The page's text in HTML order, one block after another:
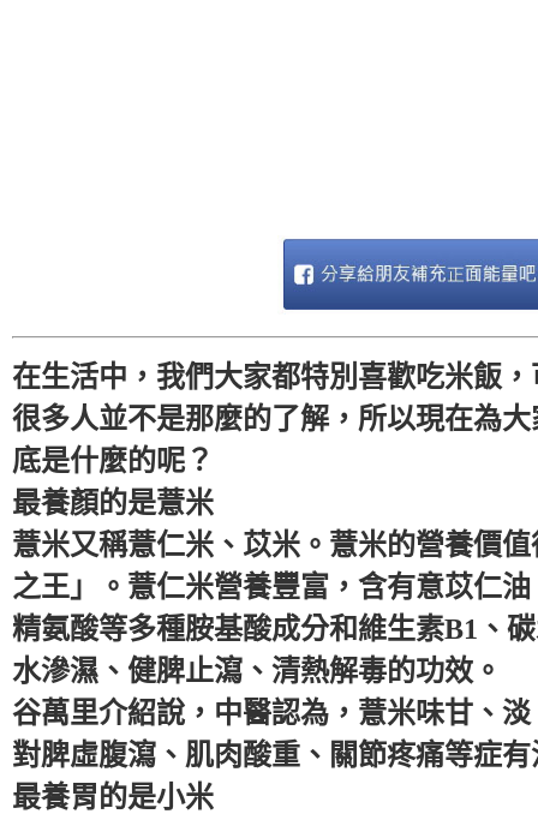
在生活中，我們大家都特別喜歡吃米飯
很多人並不是那麼的了解，所以現在為
底是什麼的呢？
最養顏的是薏米
薏米又稱薏仁米、苡米。薏米的營養價
之王」。薏仁米營養豐富，含有意苡仁
精氨酸等多種胺基酸成分和維生素B1、
水滲濕、健脾止瀉、清熱解毒的功效。
谷萬里介紹說，中醫認為，薏米味甘、
對脾虛腹瀉、肌肉酸重、關節疼痛等症
最養胃的是小米